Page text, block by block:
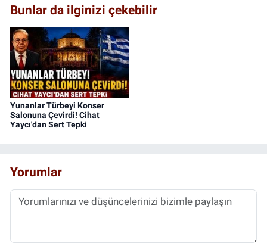
Bunlar da ilginizi çekebilir
Yunanlar Türbeyi Konser
Salonuna Çevirdi! Cihat
Yaycı'dan Sert Tepki
Yorumlar